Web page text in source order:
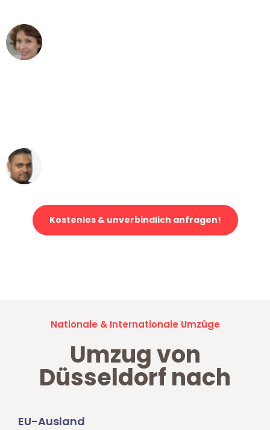
Kostenlos & unverbindlich anfragen!
Nationale & Internationale Umzüge
Umzug von
Düsseldorf nach
EU-Ausland